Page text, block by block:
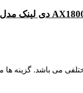
می باشد.